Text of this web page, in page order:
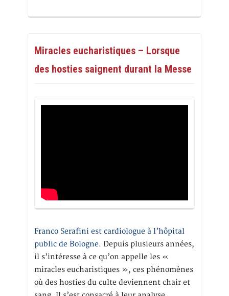
Miracles eucharistiques – Lorsque
des hosties saignent durant la Messe
Franco Serafini est cardiologue à l’hôpital
public de Bologne. Depuis plusieurs années,
il s’intéresse à ce qu’on appelle les «
miracles eucharistiques », ces phénomènes
où des hosties du culte deviennent chair et